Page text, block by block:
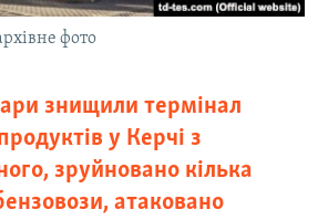
фото
знищили термінал
у Керчі з
зруйновано кілька
атаковано